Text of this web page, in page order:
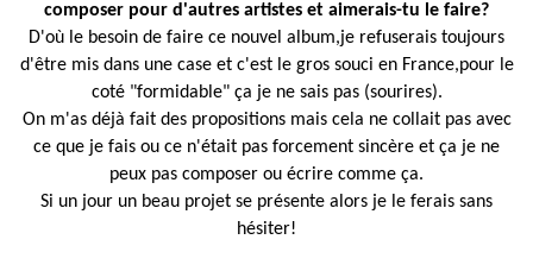
composer pour d'autres artistes et aimerais-tu le faire?
D'où le besoin de faire ce nouvel album,je refuserais toujours
d'être mis dans une case et c'est le gros souci en France,pour le
coté "formidable" ça je ne sais pas (sourires).
On m'as déjà fait des propositions mais cela ne collait pas avec
ce que je fais ou ce n'était pas forcement sincère et ça je ne
peux pas composer ou écrire comme ça.
Si un jour un beau projet se présente alors je le ferais sans
hésiter!